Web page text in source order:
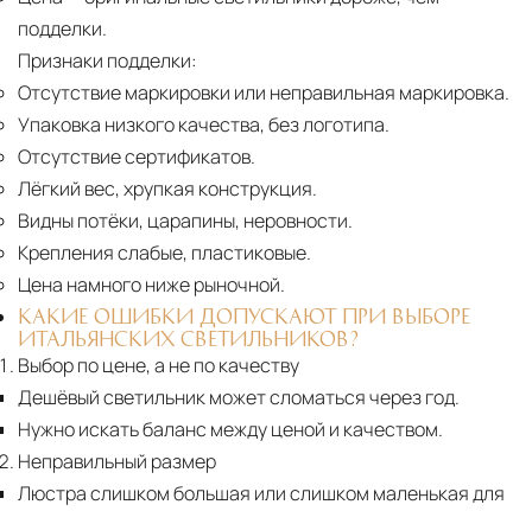
подделки.
Признаки подделки:
Отсутствие маркировки или неправильная маркировка.
Упаковка низкого качества, без логотипа.
Отсутствие сертификатов.
Лёгкий вес, хрупкая конструкция.
Видны потёки, царапины, неровности.
Крепления слабые, пластиковые.
Цена намного ниже рыночной.
КАКИЕ ОШИБКИ ДОПУСКАЮТ ПРИ ВЫБОРЕ
ИТАЛЬЯНСКИХ СВЕТИЛЬНИКОВ?
Выбор по цене, а не по качеству
Дешёвый светильник может сломаться через год.
Нужно искать баланс между ценой и качеством.
Неправильный размер
Люстра слишком большая или слишком маленькая для